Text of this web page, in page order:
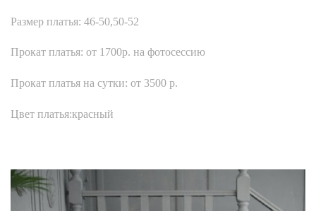
Размер платья: 46-50,50-52
Прокат платья: от 1700р. на фотосессию
Прокат платья на сутки: от 3500 р.
Цвет платья:красный